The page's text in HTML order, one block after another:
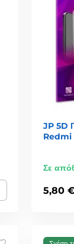
JP 5D
Redmi
Σε
5,80